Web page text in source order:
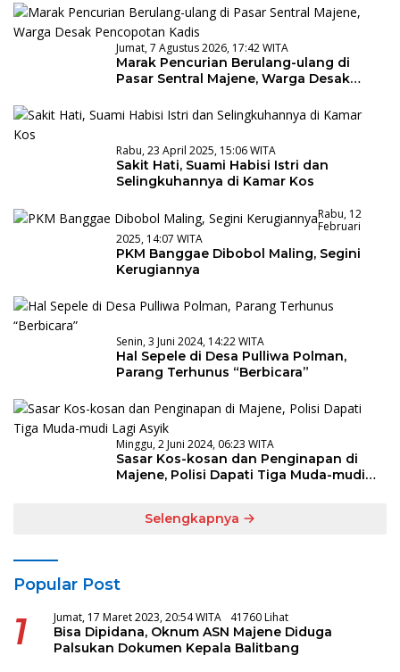
Jumat, 7 Agustus 2026, 17:42 WITA
Marak Pencurian Berulang-ulang di
Pasar Sentral Majene, Warga Desak
Rabu, 23 April 2025, 15:06 WITA
Sakit Hati, Suami Habisi Istri dan
Selingkuhannya di Kamar Kos
Rabu, 12
Februari
2025, 14:07 WITA
PKM Banggae Dibobol Maling, Segini
Kerugiannya
Senin, 3 Juni 2024, 14:22 WITA
Hal Sepele di Desa Pulliwa Polman,
Parang Terhunus “Berbicara”
Minggu, 2 Juni 2024, 06:23 WITA
Sasar Kos-kosan dan Penginapan di
Majene, Polisi Dapati Tiga Muda-mudi
Selengkapnya
Popular Post
1 Jumat, 17 Maret 2023, 20:54 WITA 41760 Lihat
Bisa Dipidana, Oknum ASN Majene Diduga
Palsukan Dokumen Kepala Balitbang